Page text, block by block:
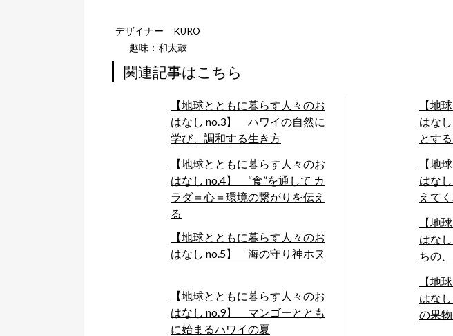
デザイナー KURO
趣味：和太鼓
関連記事はこちら
【地球とともに暮らす人々のお
はなし no.3】 ハワイの自然に
学び、調和する生き方
【地球とともに暮らす人々のお
はなし no.4】 “食”を通して カ
ラダ＝心＝環境の繋がりを伝え
る
【地球とともに暮らす人々のお
はなし no.5】 海の守り神ホヌ
【地球とともに暮らす人々のお
はなし no.9】 マンゴーととも
に始まるハワイの夏
【地
はな
とす
【地
はな
えて
【地
はな
ちの
【地
はな
の果